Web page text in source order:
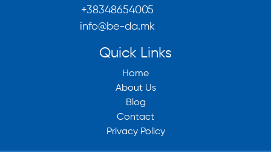
+38348654005
info@be-da.mk
Quick Links
Home
About Us
Blog
Contact
Privacy Policy